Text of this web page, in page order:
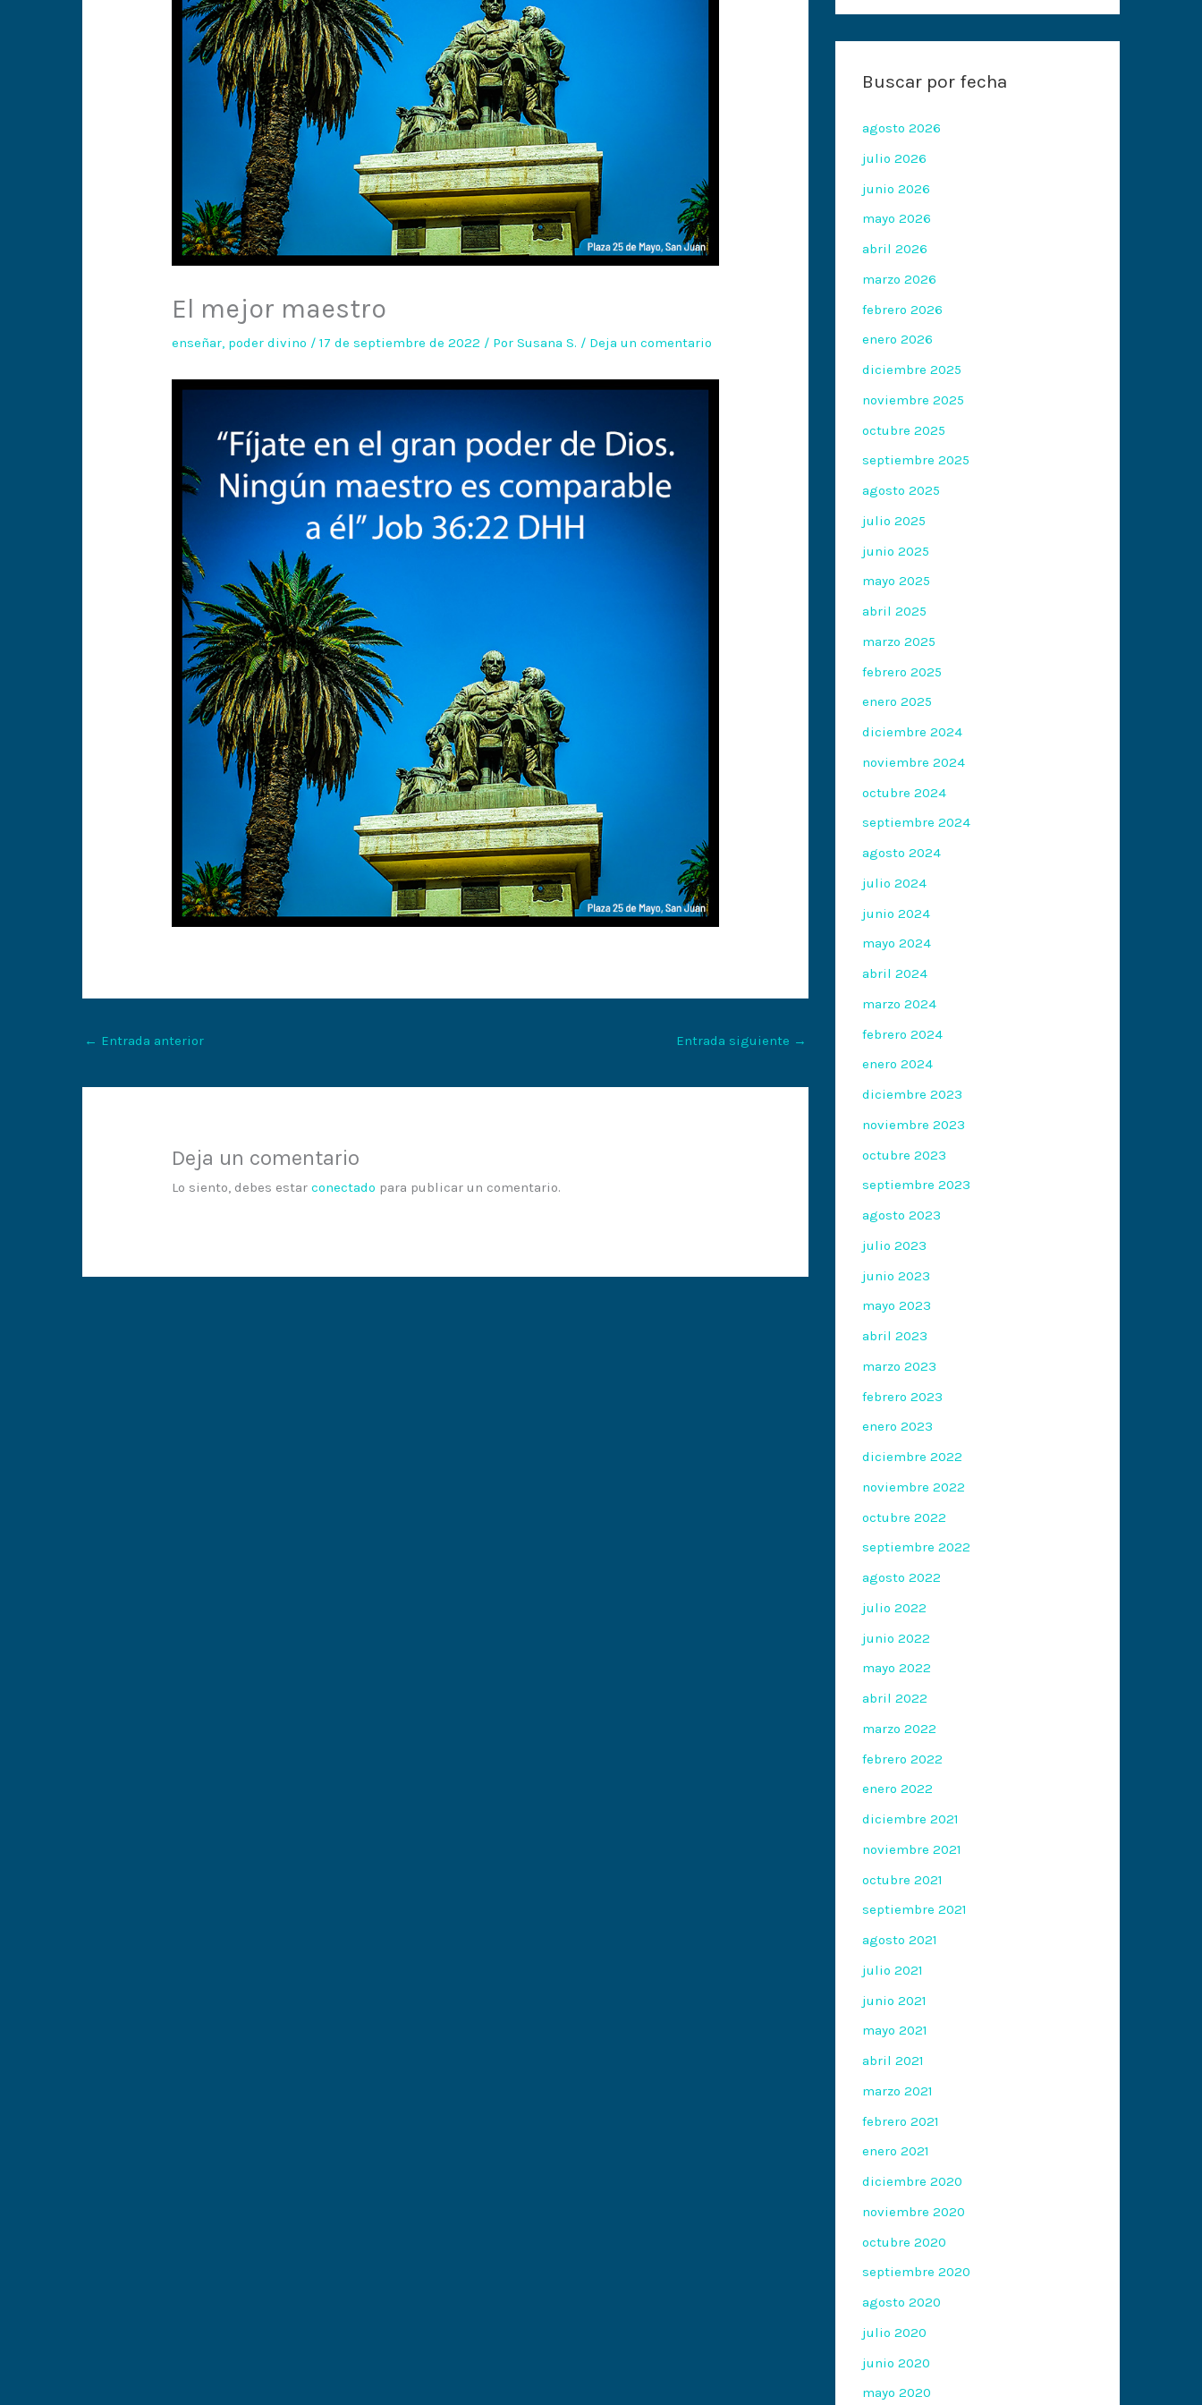
El mejor maestro
enseñar, poder divino /17 de septiembre de 2022 / PorSusana S. / Deja un comentario
← Entrada anterior Entrada siguiente →
Deja un comentario
Lo siento, debes estarconectado para publicar un comentario.
Buscar por fecha
agosto 2026
julio 2026
junio 2026
mayo 2026
abril 2026
marzo 2026
febrero 2026
enero 2026
diciembre 2025
noviembre 2025
octubre 2025
septiembre 2025
agosto 2025
julio 2025
junio 2025
mayo 2025
abril 2025
marzo 2025
febrero 2025
enero 2025
diciembre 2024
noviembre 2024
octubre 2024
septiembre 2024
agosto 2024
julio 2024
junio 2024
mayo 2024
abril 2024
marzo 2024
febrero 2024
enero 2024
diciembre 2023
noviembre 2023
octubre 2023
septiembre 2023
agosto 2023
julio 2023
junio 2023
mayo 2023
abril 2023
marzo 2023
febrero 2023
enero 2023
diciembre 2022
noviembre 2022
octubre 2022
septiembre 2022
agosto 2022
julio 2022
junio 2022
mayo 2022
abril 2022
marzo 2022
febrero 2022
enero 2022
diciembre 2021
noviembre 2021
octubre 2021
septiembre 2021
agosto 2021
julio 2021
junio 2021
mayo 2021
abril 2021
marzo 2021
febrero 2021
enero 2021
diciembre 2020
noviembre 2020
octubre 2020
septiembre 2020
agosto 2020
julio 2020
junio 2020
mayo 2020